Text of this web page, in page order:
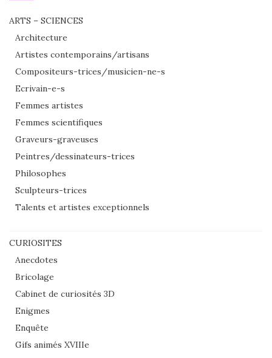
ARTS – SCIENCES
Architecture
Artistes contemporains/artisans
Compositeurs-trices/musicien-ne-s
Ecrivain-e-s
Femmes artistes
Femmes scientifiques
Graveurs-graveuses
Peintres/dessinateurs-trices
Philosophes
Sculpteurs-trices
Talents et artistes exceptionnels
CURIOSITES
Anecdotes
Bricolage
Cabinet de curiosités 3D
Enigmes
Enquête
Gifs animés XVIIIe